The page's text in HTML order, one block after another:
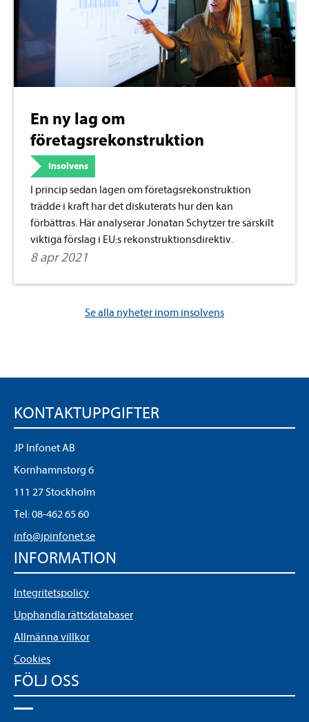
En ny lag om
företagsrekonstruktion
Insolvens
I princip sedan lagen om företagsrekonstruktion
trädde i kraft har det diskuterats hur den kan
förbättras. Här analyserar Jonatan Schytzer tre särskilt
viktiga förslag i EU:s rekonstruktionsdirektiv.
8 apr 2021
Se alla nyheter inom insolvens
KONTAKTUPPGIFTER
JP Infonet AB
Kornhamnstorg 6
111 27 Stockholm
Tel:08-462 65 60
info@jpinfonet.se
INFORMATION
Integritetspolicy
Upphandla rättsdatabaser
Allmänna villkor
Cookies
FÖLJ OSS